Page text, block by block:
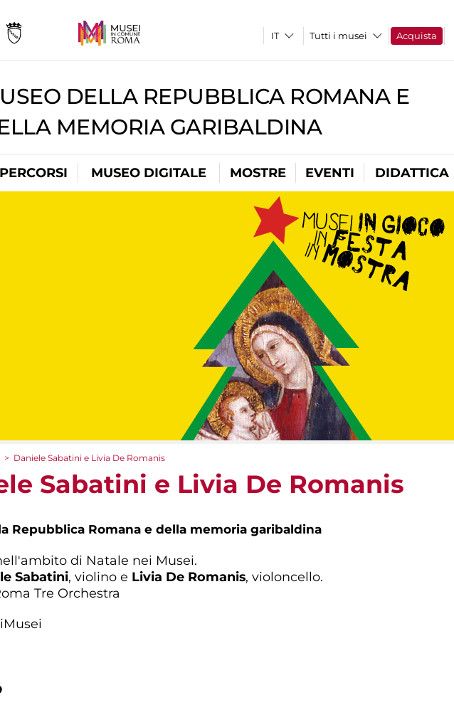
Tutti i musei Acquista
DELLA REPUBBLICA ROMANA E
MEMORIA GARIBALDINA
PERCORSI MUSEO DIGITALE MOSTRE EVENTI DIDATTICA
> Daniele Sabatini e Livia De Romanis
Sabatini e Livia De Romanis
Repubblica Romana e della memoria garibaldina
di Natale nei Musei.
Sabatini, violino e Livia De Romanis, violoncello.
Tre Orchestra